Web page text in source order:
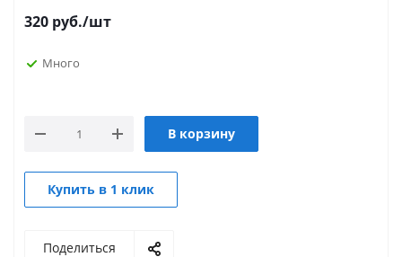
320 руб./шт
Много
В корзину
Купить в 1 клик
Поделиться